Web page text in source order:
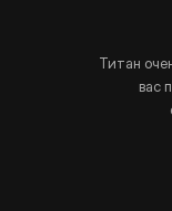
Титан
вас